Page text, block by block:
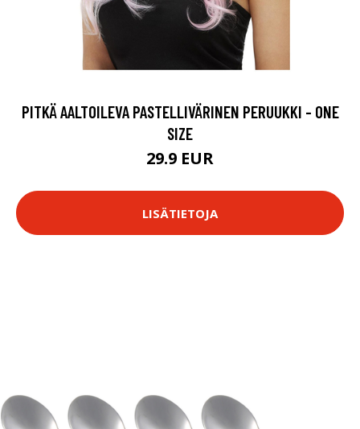
PITKÄ AALTOILEVA PASTELLIVÄRINEN PERUUKKI - ONE
SIZE
29.9 EUR
LISÄTIETOJA